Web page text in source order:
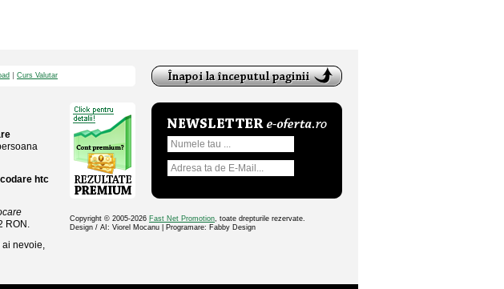
Curs Valutar
htc
RON.
ai nevoie,
Copyright © 2005-2026 Fast Net Promotion, toate drepturile rezervate.
Design / AI: Viorel Mocanu | Programare: Fabby Design